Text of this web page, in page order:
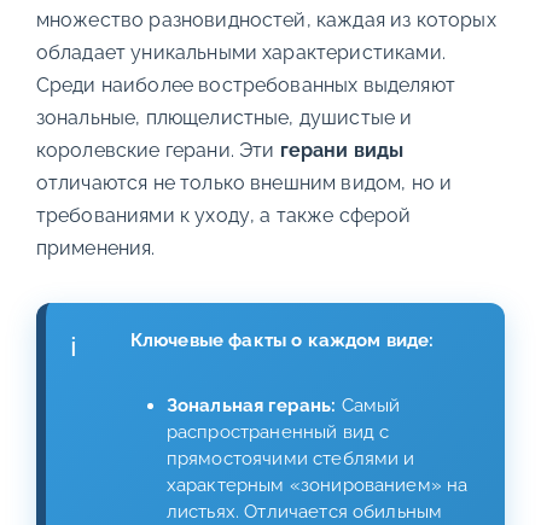
множество разновидностей, каждая из которых
обладает уникальными характеристиками.
Среди наиболее востребованных выделяют
зональные, плющелистные, душистые и
королевские герани. Эти герани виды
отличаются не только внешним видом, но и
требованиями к уходу, а также сферой
применения.
Ключевые факты о каждом виде:
Зональная герань: Самый
распространенный вид с
прямостоячими стеблями и
характерным «зонированием» на
листьях. Отличается обильным